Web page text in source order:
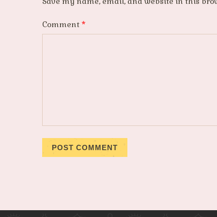
Comment *